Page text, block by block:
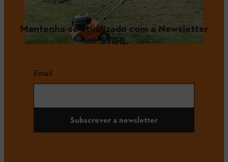
Mantenha-se atualizado com a Newsletter
STIHL
Email
Subscrever a newsletter